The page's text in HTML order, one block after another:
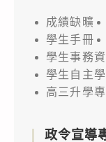
成績缺曠
學生手冊
學生事務
學生自主
高三升學
政令宣導